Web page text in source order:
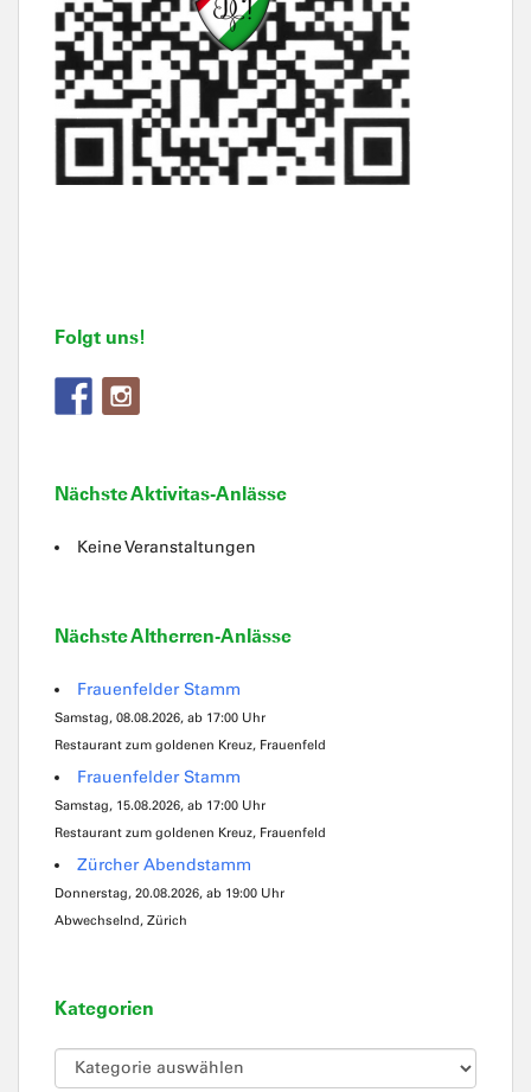
Folgt uns!
Nächste Aktivitas-Anlässe
Keine Veranstaltungen
Nächste Altherren-Anlässe
Frauenfelder Stamm
Samstag, 08.08.2026, ab 17:00 Uhr
Restaurant zum goldenen Kreuz, Frauenfeld
Frauenfelder Stamm
Samstag, 15.08.2026, ab 17:00 Uhr
Restaurant zum goldenen Kreuz, Frauenfeld
Zürcher Abendstamm
Donnerstag, 20.08.2026, ab 19:00 Uhr
Abwechselnd, Zürich
Kategorien
Kategorien